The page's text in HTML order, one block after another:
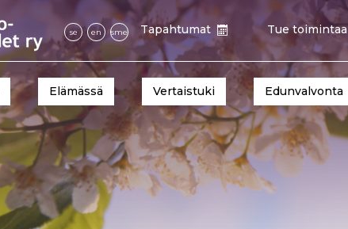
se en sme Tapahtumat Tue toimintaa
Elämässä Vertaistuki Edunvalvonta